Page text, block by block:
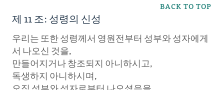
BACK TO TOP
제 11 조: 성령의 신성
우리는 또한 성령께서 영원전부터 성부와 성자에게
서 나오신 것을,
만들어지거나 창조되지 아니하시고,
독생하지 아니하시며,